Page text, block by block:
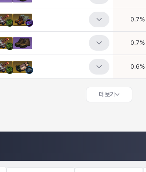
0.7%
0.7%
0.6%
더 보기